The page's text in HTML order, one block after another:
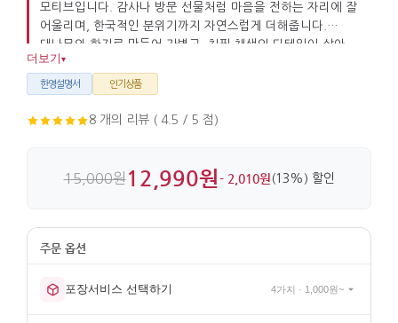
모티브입니다. 감사나 방문 선물처럼 마음을 전하는 자리에 잘
어울리며, 한국적인 분위기까지 자연스럽게 더해줍니다.
대나무와 한지로 만들어 가볍고, 친필 채색의 디테일이 살아
있습니다.
더보기 ▾
한영설명서 인기상품
8 개의 리뷰 ( 4.5 / 5 점)
15,000원12,990원- 2,010원 (13%) 할인
포장서비스 선택하기 4가지 · 1,000원~